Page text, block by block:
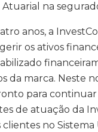
na
anos, a
os ativos
da marca. Neste
para
de atuação da
no Sistema